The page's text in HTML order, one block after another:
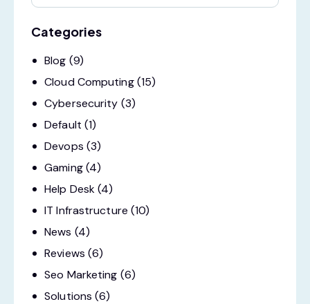
Categories
Blog (9)
Cloud Computing(15)
Cybersecurity (3)
Default (1)
Devops (3)
Gaming(4)
Help Desk(4)
IT Infrastructure (10)
News (4)
Reviews (6)
Seo Marketing (6)
Solutions (6)